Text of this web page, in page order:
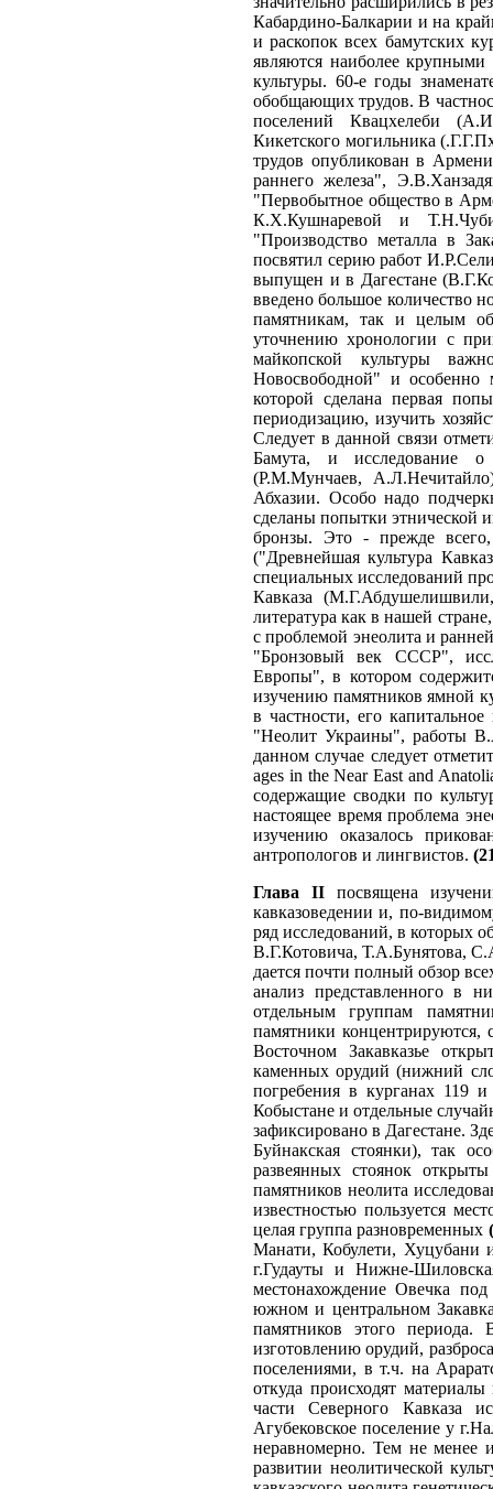
Кабардино-Балкарии и на
и раскопок всех бамутских
являются наиболее
культуры. 60-е годы
обобщающих трудов. В
поселений Квацхелеби
Кикетского могильника
трудов опубликован в
раннего железа",
"Первобытное общество в
К.X.Кушнаревой и
"Производство металла в
посвятил серию работ
выпущен и в Дагестане
введено большое количество
памятникам, так и целым
уточнению хронологии с
майкопской культуры
Новосвободной" и
которой сделана первая
периодизацию, изучить
Следует в данной связи
Бамута, и исследование о
(Р.М.Мунчаев,
Абхазии. Особо надо
сделаны попытки этнической
бронзы. Это - прежде
("Древнейшая культура
специальных исследований
Кавказа
литература как в нашей
с проблемой энеолита и
"Бронзовый век СССР",
Европы", в котором
изучению памятников ямной
в частности, его
"Неолит Украины", работы
данном случае следует
ages in the Near East and
содержащие сводки по
настоящее время проблема
изучению оказалось
антропологов и лингвистов.
Глава IIпосвящена
кавказоведении и, по-
ряд исследований, в которых
В.Г.Котовича, Т.А.Бунятова,
дается почти полный обзор
анализ представленного в
отдельным группам
памятники
Восточном Закавказье
каменных орудий (нижний
погребения в курганах 119
Кобыстане и отдельные
зафиксировано в Дагестане.
Буйнакская стоянки), так
развеянных стоянок
памятников неолита
известностью пользуется
целая группа разновременных
Манати, Кобулети, Хуцубани
г.Гудауты и Нижне-
местонахождение Овечка
южном и центральном
памятников этого периода.
изготовлению орудий,
поселениями, в т.ч. на
откуда происходят
части Северного Кавказа
Агубековское поселение у
неравномерно. Тем не менее
развитии неолитической